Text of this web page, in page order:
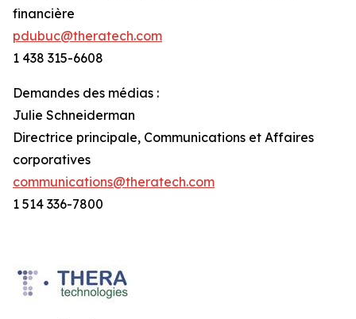
financière
pdubuc@theratech.com
1 438 315-6608
Demandes des médias :
Julie Schneiderman
Directrice principale, Communications et Affaires
corporatives
communications@theratech.com
1 514 336-7800